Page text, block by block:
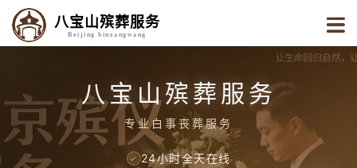
八宝山殡葬服务
Beijing binzangwang
八宝山殡葬服务
专业白事丧葬服务
✓ 24小时全天在线